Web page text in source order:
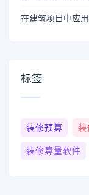
在建筑项目中应
标签
装修预算 装
装修算量软件